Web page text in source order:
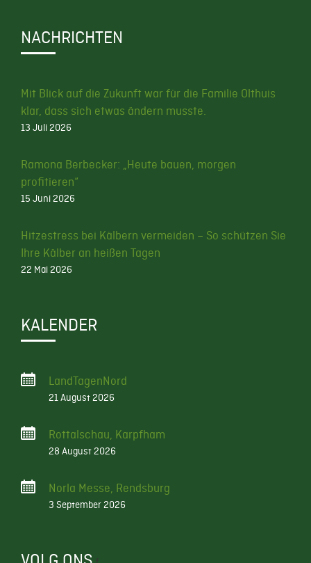
NACHRICHTEN
Mit Blick auf die Zukunft war für die Familie Olthuis
klar, dass sich etwas ändern musste.
13 Juli 2026
Ramona Berbecker: „Heute bauen, morgen
profitieren“
15 Juni 2026
Hitzestress bei Kälbern vermeiden – So schützen Sie
Ihre Kälber an heißen Tagen
22 Mai 2026
KALENDER
LandTagenNord
21 August 2026
Rottalschau, Karpfham
28 August 2026
Norla Messe, Rendsburg
3 September 2026